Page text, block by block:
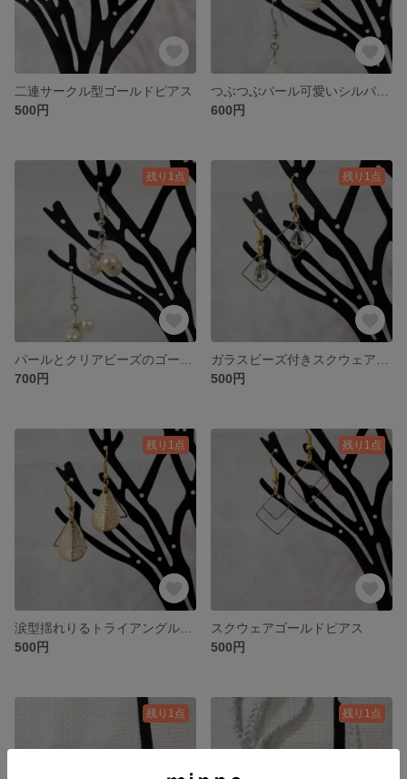
二連サークル型ゴールドピアス
500円
600円
残り1点
700円
残り1点
500円
残り1点
500円
残り1点
スクウェアゴールドピアス
500円
残り1点 残り1点